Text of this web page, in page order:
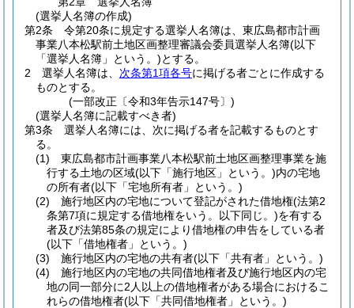
(選挙人名簿の作成)
第2条
令第20条に規定する選挙人名簿は、東広島都市計画
事業八本松駅前土地区画整理審議会委員選挙人名簿(以下
「選挙人名簿」という。)とする。
2
選挙人名簿は、 次条第1項各号に掲げる者ごとに作成する
ものとする。
(一部改正〔令和3年告示147号〕)
(選挙人名簿に記載すべき者)
第3条
選挙人名簿には、次に掲げる者を記載するものとす
る。
(1)
東広島都市計画事業八本松駅前土地区画整理事業を施
行する土地の区域(以下「施行地区」という。)内の宅地
の所有者(以下「宅地所有者」という。)
(2)
施行地区内の宅地について登記がされた借地権(法第2
条第7項に規定する借地権をいう。以下同じ。)を有する
者及び法第85条の規定により借地権の申告をしている者
(以下「借地権者」という。)
(3)
施行地区内の宅地の共有者(以下「共有者」という。)
(4)
施行地区内の宅地の共同借地権者及び施行地区内の宅
地の同一部分に2人以上の借地権者がある場合におけるこ
れらの借地権者(以下「共同借地権者」という。)